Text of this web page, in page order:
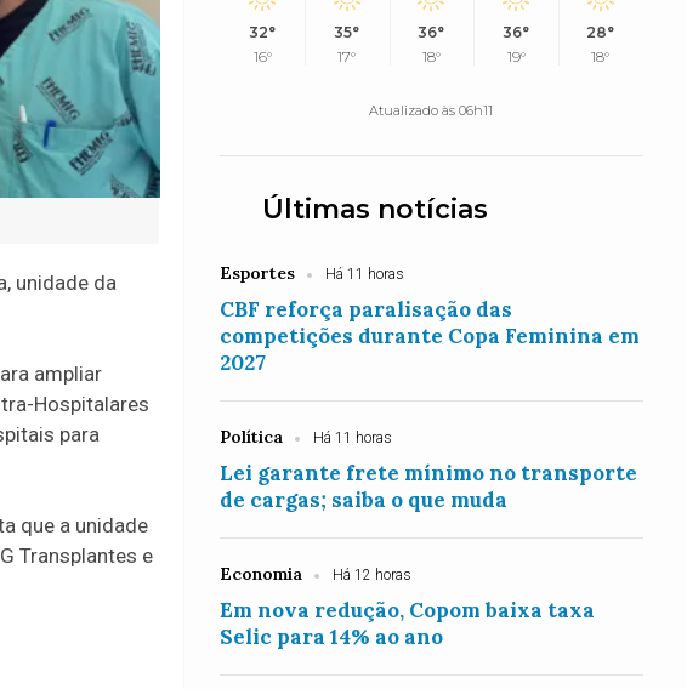
unidade da
ampliar
Hospitalares
para
que a unidade
Transplantes e
32°
16°
35°
17°
36°
18°
36°
19°
28°
18°
Atualizado às 06h11
Últimas notícias
Esportes Há 11 horas
CBF reforça paralisação das
competições durante Copa Feminina em
2027
Política Há 11 horas
Lei garante frete mínimo no transporte
de cargas; saiba o que muda
Economia Há 12 horas
Em nova redução, Copom baixa taxa
Selic para 14% ao ano